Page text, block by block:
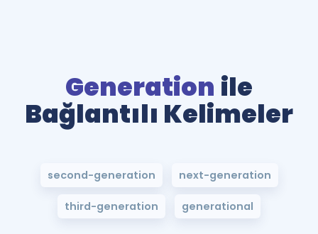
Generation ile
Bağlantılı Kelimeler
second-generation next-generation
third-generation generational